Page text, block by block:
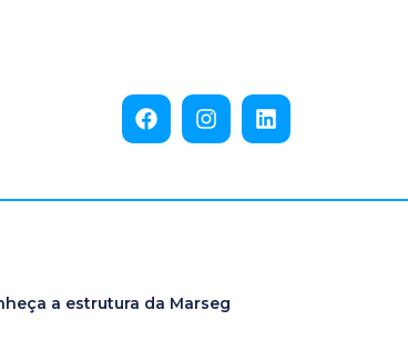
a estrutura da Marseg